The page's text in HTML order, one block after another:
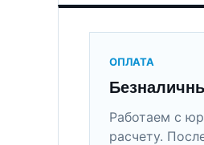
ОПЛАТА
Работаем с
расчету.